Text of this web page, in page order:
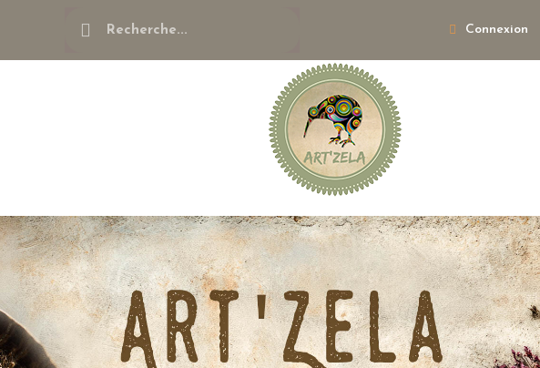
Connexion